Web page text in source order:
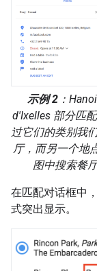
示例 2：
d'Ixelles 部分匹
过它们的类别我
厅，而另一个地
图中搜索餐
在匹配对话框中
式突出显示。